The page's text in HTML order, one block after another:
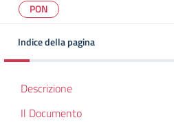
PON
Indice della pagina
Descrizione
Il Documento